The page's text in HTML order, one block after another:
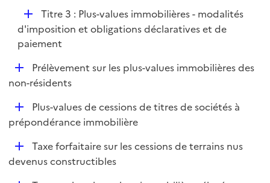
i
e
r
D
é
p
i
e
r
Titre 3 : Plus-values immobilières - modalités
d'imposition et obligations déclaratives et de
paiement
D
é
i
Prélèvement sur les plus-values immobilières des
non-résidents
D
é
i
Plus-values de cessions de titres de sociétés à
prépondérance immobilière
D
é
Taxe forfaitaire sur les cessions de terrains nus
devenus constructibles